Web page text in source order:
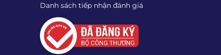
Danh sách tiếp nhận đánh giá